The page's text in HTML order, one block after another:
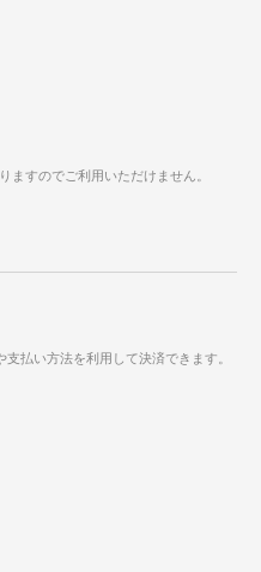
ますのでご利用いただけません。
払い方法を利用して決済できます。